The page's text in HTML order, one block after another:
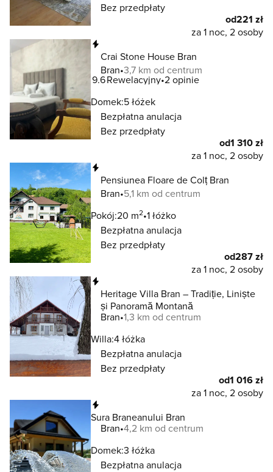
Bez przedpłaty
od221 zł
za 1 noc, 2 osoby
Crai Stone House Bran
Bran 3,7 km od centrum
9.6Rewelacyjny 2 opinie
Domek:5 łóżek
Bezpłatna anulacja
Bez przedpłaty
od1 310 zł
za 1 noc, 2 osoby
Pensiunea Floare de Colț Bran
Bran 5,1 km od centrum
Pokój:20 m2 1 łóżko
Bezpłatna anulacja
Bez przedpłaty
od287 zł
za 1 noc, 2 osoby
Heritage Villa Bran – Tradiție, Liniște
și Panoramă Montană
Bran 1,3 km od centrum
Willa:4 łóżka
Bezpłatna anulacja
Bez przedpłaty
od1 016 zł
za 1 noc, 2 osoby
Sura Braneanului Bran
Bran 4,2 km od centrum
Domek:3 łóżka
Bezpłatna anulacja